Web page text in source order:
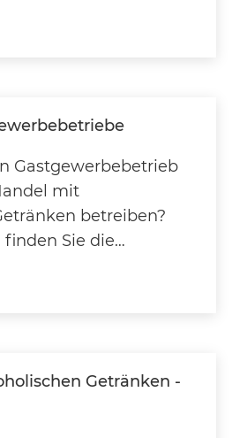
Gastgewerbebetrieb
mit
betreiben?
finden Sie die
Getränken -